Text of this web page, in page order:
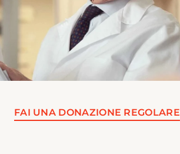
FAI UNA DONAZIONE REGOLARE